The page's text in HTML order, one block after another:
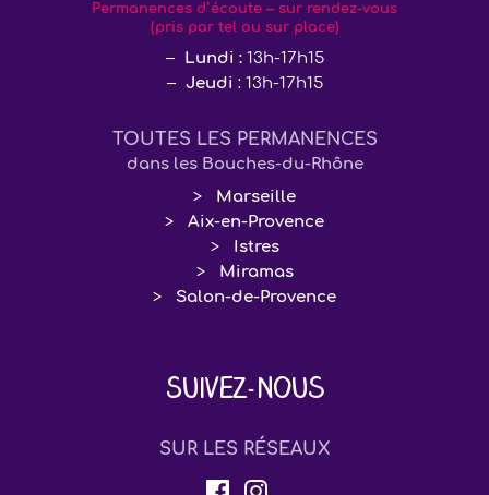
Permanences d’écoute – sur rendez-vous
(pris par tel ou sur place)
Lundi :13h-17h15
Jeudi : 13h-17h15
TOUTES LES PERMANENCES
dans les Bouches-du-Rhône
Marseille
Aix-en-Provence
Istres
Miramas
Salon-de-Provence
Suivez-nous
SUR LES RÉSEAUX